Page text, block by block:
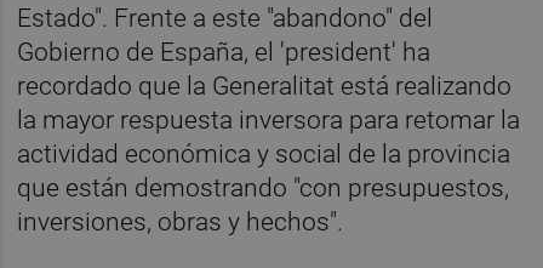
Estado". Frente a este "abandono" del
Gobierno de España, el 'president' ha
recordado que la Generalitat está realizando
la mayor respuesta inversora para retomar la
actividad económica y social de la provincia
que están demostrando "con presupuestos,
inversiones, obras y hechos".